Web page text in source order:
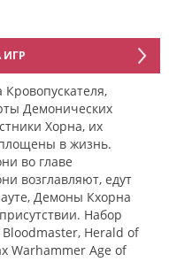
Демонических
Хорна, их
в жизнь.
во главе
возглавляют, едут
Демоны Кхорна
Набор
Herald of
Warhammer Age of